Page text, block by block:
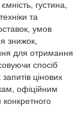
густина,
та
умов
знижок,
для отримання
спосіб
цінових
офіційним